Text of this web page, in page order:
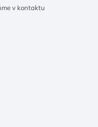
v kontaktu